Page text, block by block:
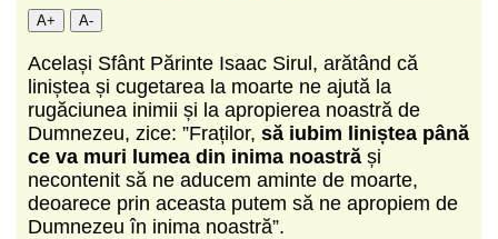
A+ A-
Același Sfânt Părinte Isaac Sirul, arătând că
liniștea și cugetarea la moarte ne ajută la
rugăciunea inimii și la apropierea noastră de
Dumnezeu, zice: ”Fraților, să iubim liniștea până
ce va muri lumea din inima noastră și
necontenit să ne aducem aminte de moarte,
deoarece prin aceasta putem să ne apropiem de
Dumnezeu în inima noastră”.